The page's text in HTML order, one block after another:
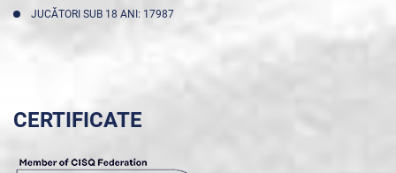
JUCĂTORI SUB 18 ANI: 17987
CERTIFICATE